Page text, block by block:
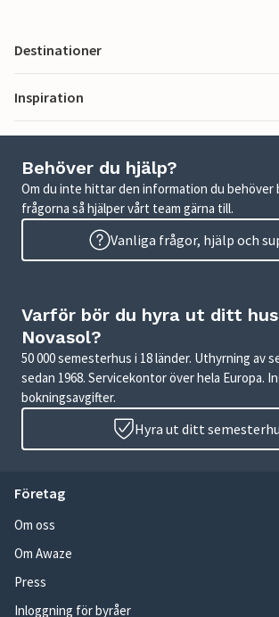
Destinationer
Inspiration
Behöver du hjälp?
Om du inte hittar den information du behöver
frågorna så hjälper vårt team gärna till.
Vanliga frågor, hjälp och
Varför bör du hyra ut ditt
Novasol?
50 000 semesterhus i 18 länder. Uthyrning av
sedan 1968. Servicekontor över hela Europa.
bokningsavgifter.
Hyra ut ditt
Företag
Om oss
Om Awaze
Press
Inloggning för byråer